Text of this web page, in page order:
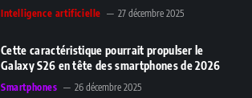
Intelligence artificielle 27 décembre 2025
Cette caractéristique pourrait propulser le
Galaxy S26 en tête des smartphones de 2026
Smartphones 26 décembre 2025